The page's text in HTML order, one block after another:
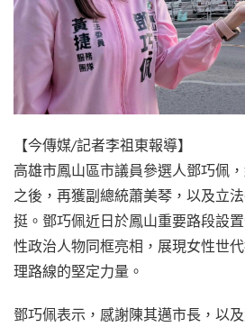
【今傳媒/記者李祖東報導】
高雄市鳳山區市議員參選人鄧巧佩
之後，再獲副總統蕭美琴，以及立
挺。鄧巧佩近日於鳳山重要路段設
性政治人物同框亮相，展現女性世
理路線的堅定力量。
鄧巧佩表示，感謝陳其邁市長，以